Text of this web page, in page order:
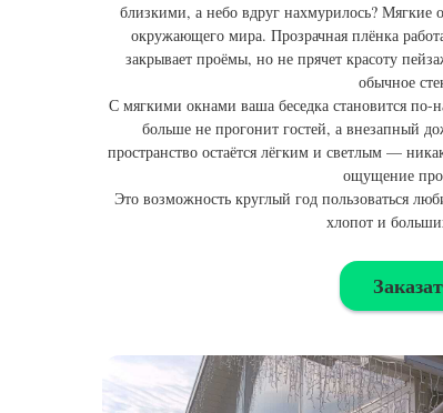
близкими, а небо вдруг нахмурилось? Мягкие
окружающего мира. Прозрачная плёнка
закрывает проёмы, но не прячет красоту
обычное
С мягкими окнами ваша беседка становится по-
больше не прогонит гостей, а внезапный
пространство остаётся лёгким и светлым —
ощущение
Это возможность круглый год пользоваться
хлопот и